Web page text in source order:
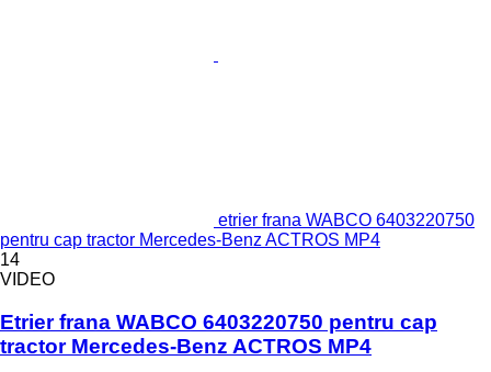
etrier frana WABCO 6403220750
pentru cap tractor Mercedes-Benz ACTROS MP4
14
VIDEO
Etrier frana WABCO 6403220750 pentru cap
tractor Mercedes-Benz ACTROS MP4